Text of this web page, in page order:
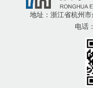
地址：浙江省杭州
电话